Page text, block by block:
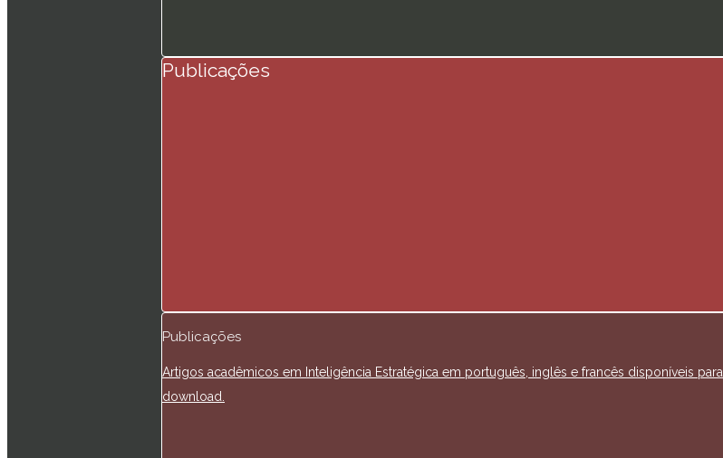
Publicações
Publicações
Artigos acadêmicos em Inteligência Estratégica em português, inglês e francês disponíveis para
download.